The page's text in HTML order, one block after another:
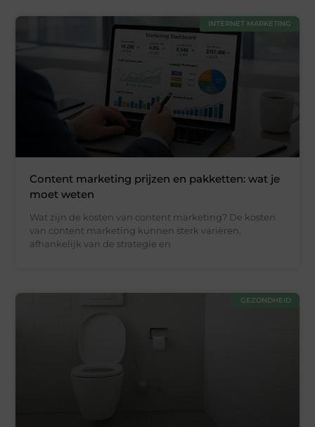
INTERNET MARKETING
Content marketing prijzen en pakketten: wat je
moet weten
Wat zijn de kosten van content marketing? De kosten
van content marketing kunnen sterk variëren,
afhankelijk van de strategie en
GEZONDHEID